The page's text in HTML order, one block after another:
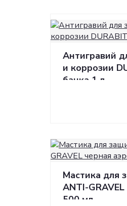
информация
Антигравий
и коррозии
банка 1 л
Мастика для
ANTI-
500 мл